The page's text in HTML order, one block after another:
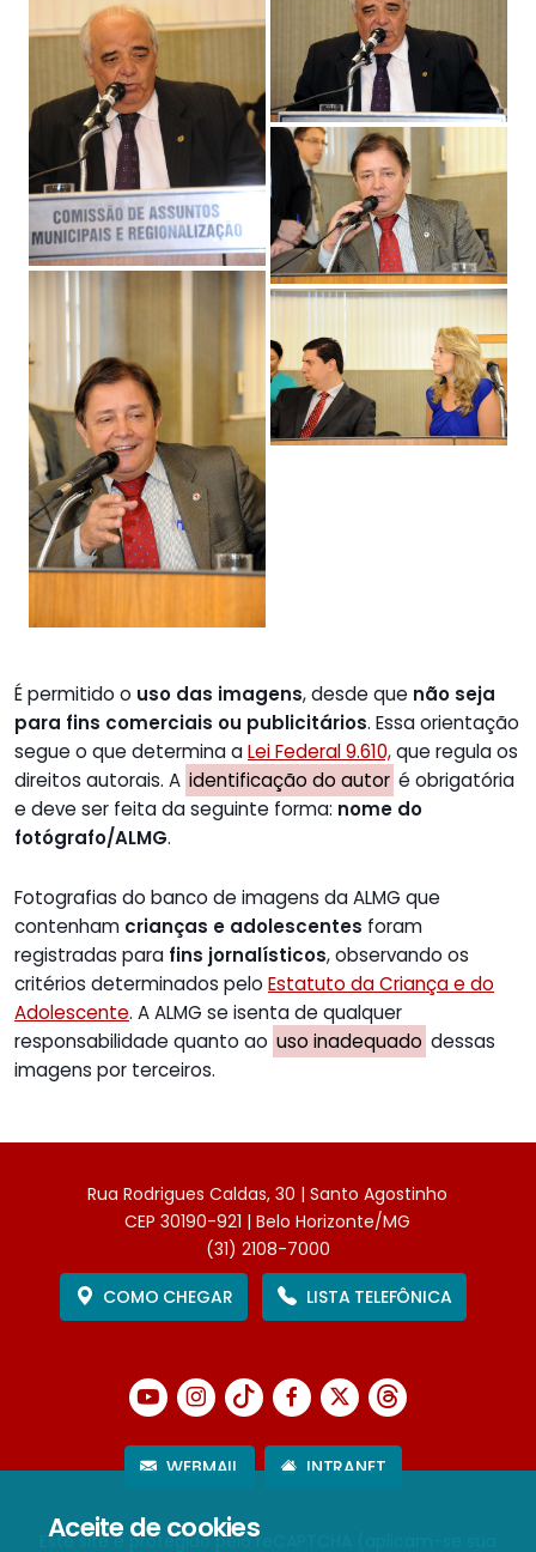
Aceite de cookies
É permitido o uso das imagens, desde que não seja
para fins comerciais ou publicitários. Essa orientação
segue o que determina aLei Federal 9.610,que regula os
direitos autorais. A identificação do autor é obrigatória
e deve ser feita da seguinte forma: nome do
fotógrafo/ALMG.
Fotografias do banco de imagens da ALMG que
contenham crianças e adolescentes foram
registradas para fins jornalísticos, observando os
critérios determinados pelo Estatuto da Criança e do
Adolescente. A ALMG se isenta de qualquer
responsabilidade quanto ao uso inadequado dessas
imagens por terceiros.
Rua Rodrigues Caldas, 30 | Santo Agostinho
CEP 30190-921 | Belo Horizonte/MG
(31) 2108-7000
COMO CHEGAR
LISTA TELEFÔNICA
WEBMAIL INTRANET
Este site é protegido pelo reCAPTCHA (aplicam-se sua